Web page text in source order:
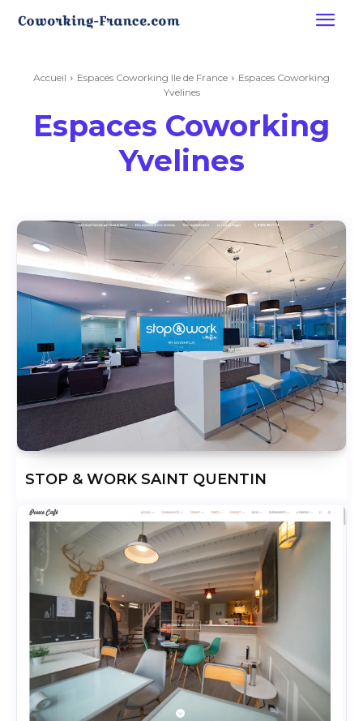
Accueil Espaces Coworking Ile de France
Espaces Coworking
Yvelines
Espaces Coworking
Yvelines
STOP & WORK SAINT QUENTIN